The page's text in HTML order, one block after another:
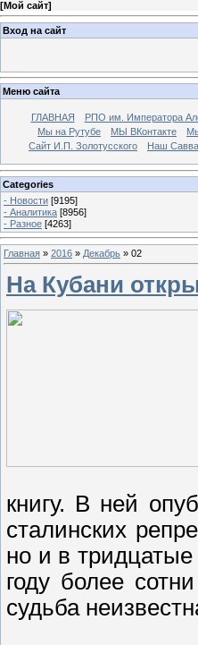
[Мой сайт]
Вход на сайт
Меню сайта
ГЛАВНАЯ РПО им. Императора
Мы на Рутубе
МЫ ВКонтакте
Сайт И.П. Золотусского
Наш
Categories
- Новости [9195]
- Аналитика [8956]
- Разное [4263]
Главная » 2016 » Декабрь » 02
На Кубани
книгу. В ней
сталинских
но и в
году более
судьба